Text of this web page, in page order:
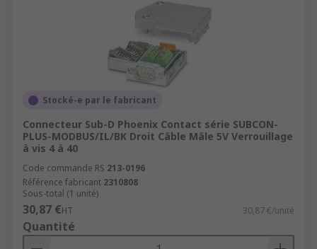
Stocké-e par le fabricant
Connecteur Sub-D Phoenix Contact série SUBCON-
PLUS-MODBUS/IL/BK Droit Câble Mâle 5V Verrouillage
à vis 4 à 40
Code commande RS 213-0196
Référence fabricant 2310808
Sous-total (1 unité)
30,87 €HT 30,87 €/unité
Quantité